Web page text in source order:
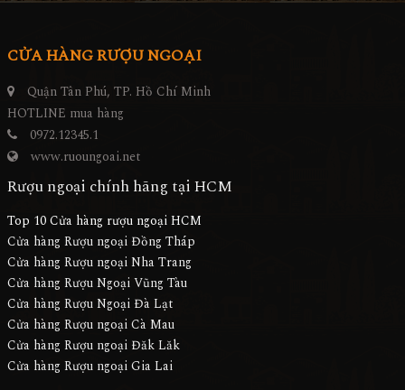
CỬA HÀNG RƯỢU NGOẠI
Quận Tân Phú, TP. Hồ Chí Minh
HOTLINE mua hàng
0972.12345.1
www.ruoungoai.net
Rượu ngoại chính hãng tại HCM
Top 10 Cửa hàng rượu ngoại HCM
Cửa hàng Rượu ngoại Đồng Tháp
Cửa hàng Rượu ngoại Nha Trang
Cửa hàng Rượu Ngoại Vũng Tàu
Cửa hàng Rượu Ngoại Đà Lạt
Cửa hàng Rượu ngoại Cà Mau
Cửa hàng Rượu ngoại Đăk Lăk
Cửa hàng Rượu ngoại Gia Lai